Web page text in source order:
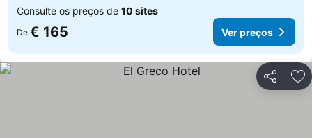
Consulte os preços de 10 sites
De € 165 Ver preços
Partilhar